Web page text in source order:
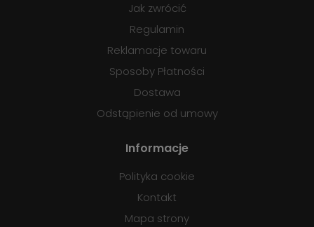
Jak zwrócić
Regulamin
Reklamacje towaru
Sposoby Płatności
Dostawa
Odstąpienie od umowy
Informacje
Polityka cookie
Kontakt
Mapa strony